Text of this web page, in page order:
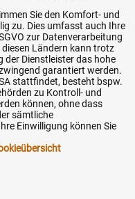
Sie den Komfort- und
zu. Dies umfasst auch Ihre
zur Datenverarbeitung
diesen Ländern kann trotz
Dienstleister das hohe
garantiert werden.
stattfindet, besteht bspw.
zu Kontroll- und
können, ohne dass
sämtliche
Einwilligung können Sie